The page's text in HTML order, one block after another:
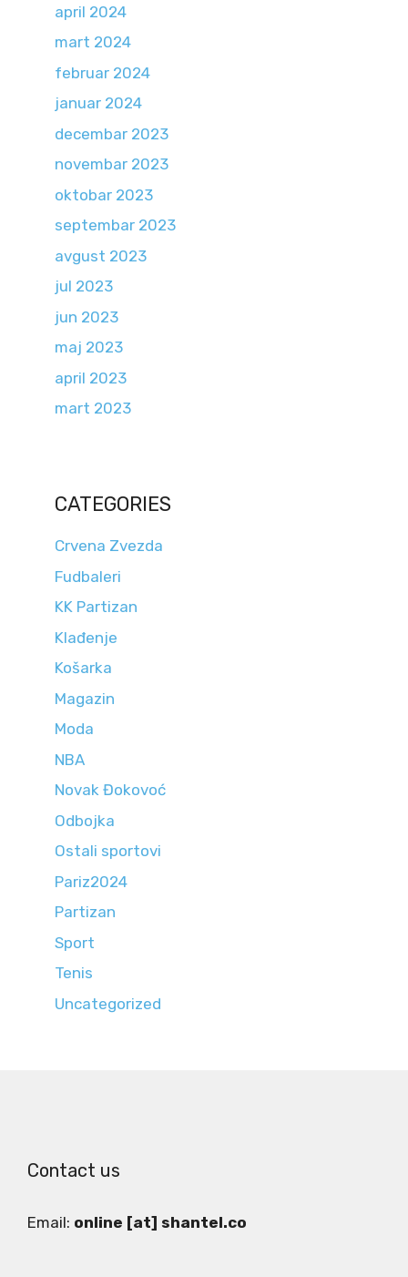
april 2024
mart 2024
februar 2024
januar 2024
decembar 2023
novembar 2023
oktobar 2023
septembar 2023
avgust 2023
jul 2023
jun 2023
maj 2023
april 2023
mart 2023
CATEGORIES
Crvena Zvezda
Fudbaleri
KK Partizan
Klađenje
Košarka
Magazin
Moda
NBA
Novak Đokovoć
Odbojka
Ostali sportovi
Pariz2024
Partizan
Sport
Tenis
Uncategorized
Contact us
Email: online [at] shantel.co